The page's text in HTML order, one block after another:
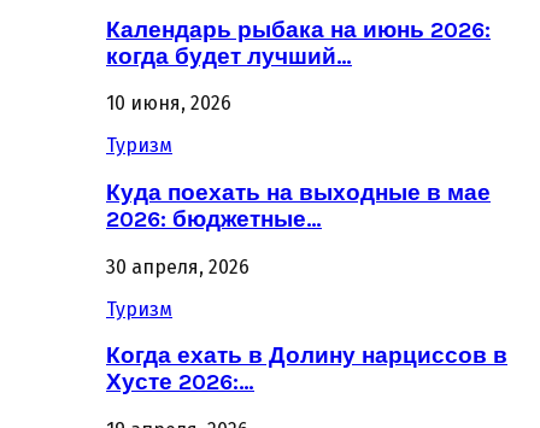
Календарь рыбака на июнь 2026:
когда будет лучший…
10 июня, 2026
Туризм
Куда поехать на выходные в мае
2026: бюджетные…
30 апреля, 2026
Туризм
Когда ехать в Долину нарциссов в
Хусте 2026:…